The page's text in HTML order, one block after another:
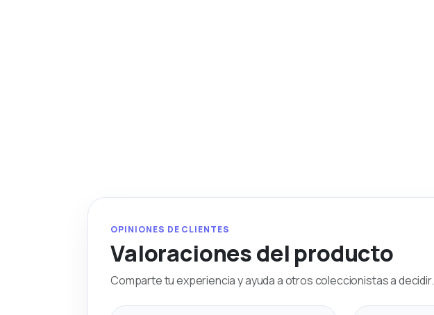
OPINIONES DE CLIENTES
Valoraciones del producto
Comparte tu experiencia y ayuda a otros coleccionistas a decidir.